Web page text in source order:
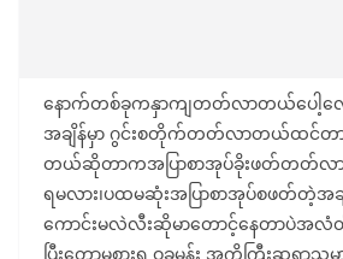
နောက်တစ်ခုကနှာကျတတ်လာတယ်ပေါ့လ
အချိန်မှာ ဂွင်းစတိုက်တတ်လာတယ်ထင်တ
တယ်ဆိုတာကအပြာစာအုပ်ခိုးဖတ်တတ်လ
ရမလား၊ပထမဆုံးအပြာစာအုပ်စဖတ်တဲ့အ
ကောင်းမလဲလီးဆိုမာတောင့်နေတာပဲအ
ပြီးတော့မစားရ ဝခမန်း အကိုကြီးဆရာ